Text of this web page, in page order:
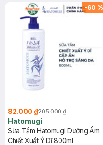
(SL có hạn)
-60 %
82.000 ₫205.000 ₫
Hatomugi
Sữa Tắm Hatomugi Dưỡng Ẩm
Chiết Xuất Ý Dĩ 800ml